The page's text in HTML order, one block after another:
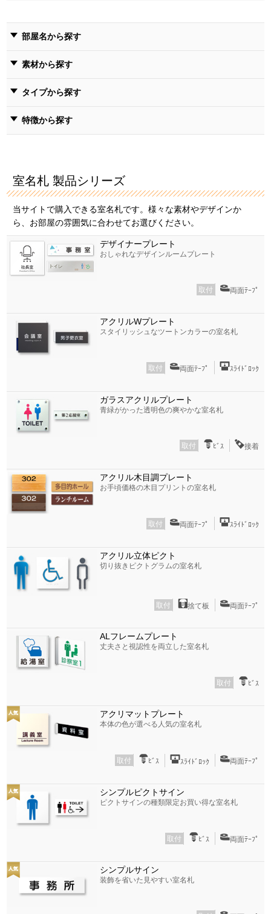
部屋名から探す
素材から探す
タイプから探す
特徴から探す
室名札 製品シリーズ
当サイトで購入できる室名札です。様々な素材やデザインか
ら、お部屋の雰囲気に合わせてお選びください。
デザイナープレート
おしゃれなデザインルームプレート
取付 両面ﾃｰﾌﾟ
アクリルWプレート
スタイリッシュなツートンカラーの室名札
取付 両面ﾃｰﾌﾟ ｽﾗｲﾄﾞﾛｯｸ
ガラスアクリルプレート
青緑がかった透明色の爽やかな室名札
取付 ﾋﾞｽ 接着
アクリル木目調プレート
お手頃価格の木目プリントの室名札
取付 両面ﾃｰﾌﾟ ｽﾗｲﾄﾞﾛｯｸ
アクリル立体ピクト
切り抜きピクトグラムの室名札
取付 捨て板 両面ﾃｰﾌﾟ
ALフレームプレート
丈夫さと視認性を両立した室名札
取付 ﾋﾞｽ
アクリマットプレート
本体の色が選べる人気の室名札
取付 ﾋﾞｽ ｽﾗｲﾄﾞﾛｯｸ 両面ﾃｰﾌﾟ
シンプルピクトサイン
ピクトサインの種類限定お買い得な室名札
取付 ﾋﾞｽ 両面ﾃｰﾌﾟ
シンプルサイン
装飾を省いた見やすい室名札